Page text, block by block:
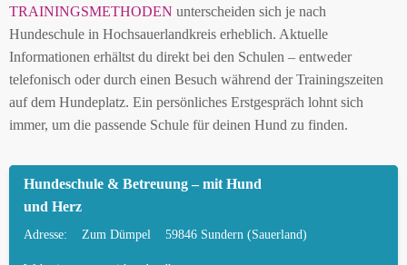
(SAUERLAND) UND UMGEBUNG
SUNDERN (SAUERLAND)
HUNDEFREUNDLICHE ORTE UND
FREILAUFFLÄCHEN IN SUNDERN
HUNDEFÜHRERSCHEIN FÜR DIE REGION
HOCHSAUERLANDKREIS – ONLINE-TEST
HUNDEPLATZ MIETEN FÜR EINEN SICHEREN
TRAININGSMETHODEN unterscheiden sich je nach
Hundeschule in Hochsauerlandkreis erheblich. Aktuelle
Informationen erhältst du direkt bei den Schulen – entweder
telefonisch oder durch einen Besuch während der Trainingszeiten
auf dem Hundeplatz. Ein persönliches Erstgespräch lohnt sich
immer, um die passende Schule für deinen Hund zu finden.
Hundeschule & Betreuung – mit Hund
und Herz
Adresse: Zum Dümpel 59846 Sundern (Sauerland)